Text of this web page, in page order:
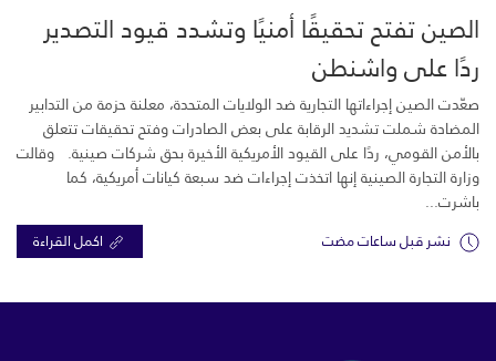
الصين تفتح تحقيقًا أمنيًا وتشدد قيود التصدير
ردًا على واشنطن
صعّدت الصين إجراءاتها التجارية ضد الولايات المتحدة، معلنة حزمة من التدابير
المضادة شملت تشديد الرقابة على بعض الصادرات وفتح تحقيقات تتعلق
بالأمن القومي، ردًا على القيود الأمريكية الأخيرة بحق شركات صينية. وقالت
وزارة التجارة الصينية إنها اتخذت إجراءات ضد سبعة كيانات أمريكية، كما
باشرت...
نشر قبل ساعات مضت اكمل القراءة